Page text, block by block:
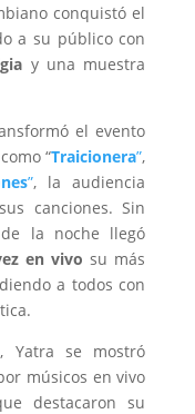
conquistó el
a su público con
y una muestra
el evento
“Traicionera”,
”, la audiencia
canciones. Sin
la noche llegó
en vivo su más
a todos con
Yatra se mostró
músicos en vivo
destacaron su